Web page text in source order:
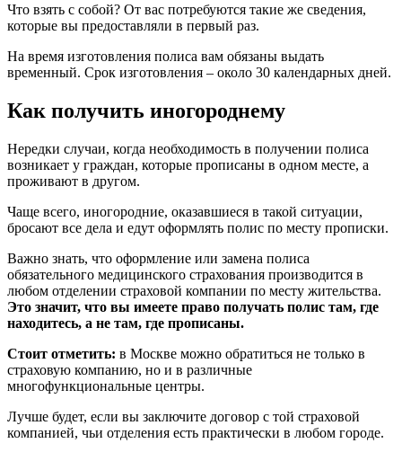
Что взять с собой? От вас потребуются такие же сведения,
которые вы предоставляли в первый раз.
На время изготовления полиса вам обязаны выдать
временный. Срок изготовления – около 30 календарных дней.
Как получить иногороднему
Нередки случаи, когда необходимость в получении полиса
возникает у граждан, которые прописаны в одном месте, а
проживают в другом.
Чаще всего, иногородние, оказавшиеся в такой ситуации,
бросают все дела и едут оформлять полис по месту прописки.
Важно знать, что оформление или замена полиса
обязательного медицинского страхования производится в
любом отделении страховой компании по месту жительства.
Это значит, что вы имеете право получать полис там, где
находитесь, а не там, где прописаны.
Стоит отметить: в Москве можно обратиться не только в
страховую компанию, но и в различные
многофункциональные центры.
Лучше будет, если вы заключите договор с той страховой
компанией, чьи отделения есть практически в любом городе.